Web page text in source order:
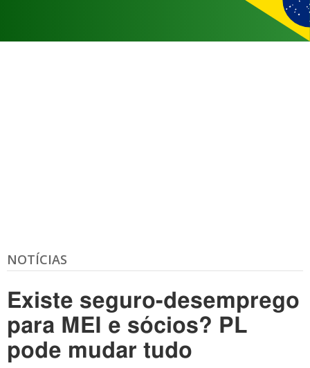
NOTÍCIAS
Existe seguro-desemprego
para MEI e sócios? PL
pode mudar tudo